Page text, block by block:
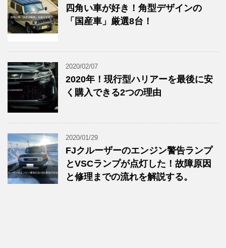
四角い車が好き！角型デザインの
「国産車」厳選8台！
2020/02/07
2020年！現行型ハリアーを最後に安
く購入できる2つの理由
2020/01/29
FJクルーザーのエンジン警告ランプ
とVSCランプが点灯した！故障原因
と修理までの流れを解説する。